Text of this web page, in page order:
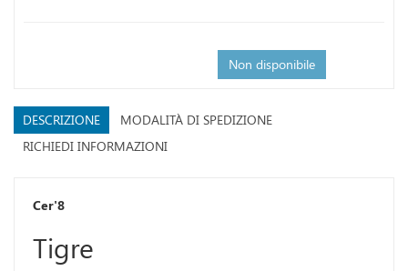
Non disponibile
DESCRIZIONE
MODALITÀ DI SPEDIZIONE
RICHIEDI INFORMAZIONI
Cer'8
Tigre